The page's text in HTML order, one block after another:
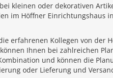
kleinen oder dekorativen
im Höffner
erfahrenen Kollegen von der
Ihnen bei zahlreichen
und können die
oder Lieferung und